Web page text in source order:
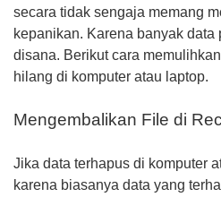
secara tidak sengaja memang
kepanikan. Karena banyak data
disana. Berikut cara
hilang di komputer atau laptop.
Mengembalikan File di
Jika data terhapus di komputer
karena biasanya data yang